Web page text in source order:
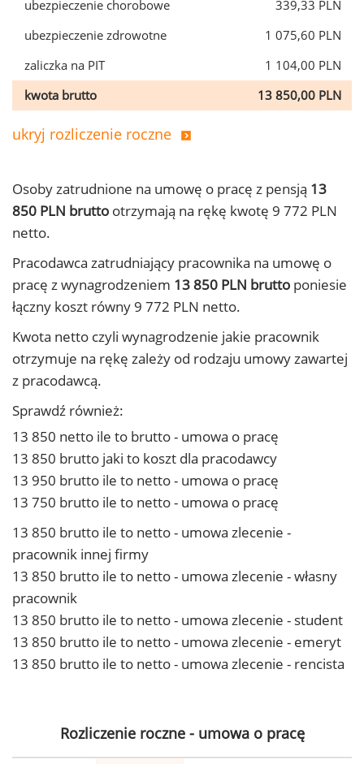
ubezpieczenie chorobowe
339,33 PLN
ubezpieczenie zdrowotne
1 075,60 PLN
zaliczka na PIT
1 104,00 PLN
kwota brutto
13 850,00 PLN
ukryj rozliczenie roczne
Osoby zatrudnione na umowę o pracę z pensją 13
850 PLN brutto otrzymają na rękę kwotę 9 772 PLN
netto.
Pracodawca zatrudniający pracownika na umowę o
pracę z wynagrodzeniem 13 850 PLN brutto poniesie
łączny koszt równy 9 772 PLN netto.
Kwota netto czyli wynagrodzenie jakie pracownik
otrzymuje na rękę zależy od rodzaju umowy zawartej
z pracodawcą.
Sprawdź również:
13 850 netto ile to brutto - umowa o pracę
13 850 brutto jaki to koszt dla pracodawcy
13 950 brutto ile to netto - umowa o pracę
13 750 brutto ile to netto - umowa o pracę
13 850 brutto ile to netto - umowa zlecenie -
pracownik innej firmy
13 850 brutto ile to netto - umowa zlecenie - własny
pracownik
13 850 brutto ile to netto - umowa zlecenie - student
13 850 brutto ile to netto - umowa zlecenie - emeryt
13 850 brutto ile to netto - umowa zlecenie - rencista
Rozliczenie roczne - umowa o pracę